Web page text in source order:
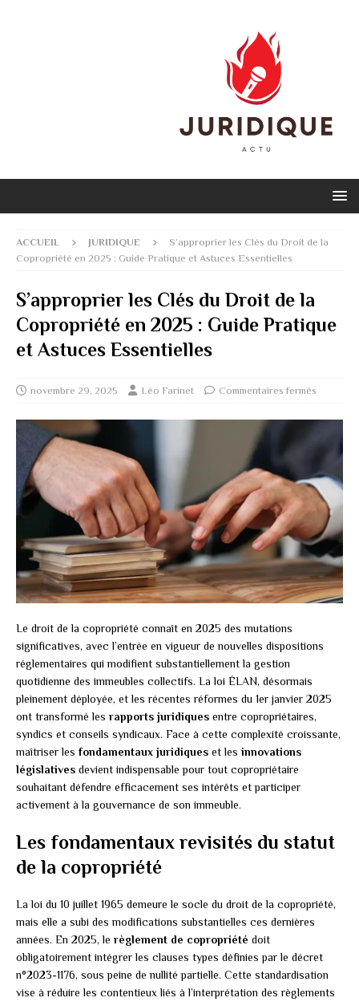
ACCUEIL JURIDIQUE
S’approprier les Clés du Droit de la
Copropriété en 2025 : Guide Pratique et Astuces Essentielles
S’approprier les Clés du Droit de la
Copropriété en 2025 : Guide Pratique
et Astuces Essentielles
novembre 29, 2025 Léo Farinet Commentaires fermés
Le droit de la copropriété connaît en 2025 des mutations
significatives, avec l’entrée en vigueur de nouvelles dispositions
réglementaires qui modifient substantiellement la gestion
quotidienne des immeubles collectifs. La loi ÉLAN, désormais
pleinement déployée, et les récentes réformes du 1er janvier 2025
ont transformé les rapports juridiques entre copropriétaires,
syndics et conseils syndicaux. Face à cette complexité croissante,
maîtriser les fondamentaux juridiques et les innovations
législatives devient indispensable pour tout copropriétaire
souhaitant défendre efficacement ses intérêts et participer
activement à la gouvernance de son immeuble.
Les fondamentaux revisités du statut
de la copropriété
La loi du 10 juillet 1965 demeure le socle du droit de la copropriété,
mais elle a subi des modifications substantielles ces dernières
années. En 2025, le règlement de copropriété doit
obligatoirement intégrer les clauses types définies par le décret
n°2023-1176, sous peine de nullité partielle. Cette standardisation
vise à réduire les contentieux liés à l’interprétation des règlements